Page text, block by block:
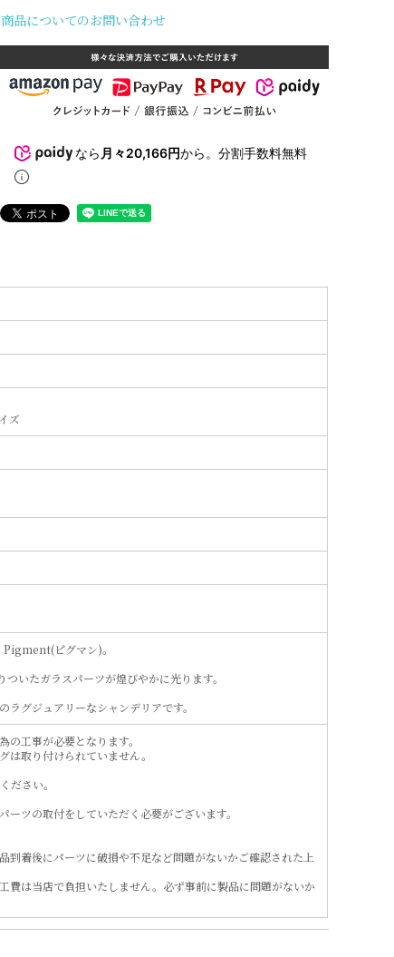
商品についてのお問い合わせ
なら 月々20,166円から。分割手数料無料
ズ
ピグマン)。
いたガラスパーツが煌びやかに光ります。
グジュアリーなシャンデリアです。
工事が必要となります。
は取り付けられていません。
ださい。
ツの取付をしていただく必要がございます。
着後にパーツに破損や不足など問題がないかご確認された上
は当店で負担いたしません。必ず事前に製品に問題がないか